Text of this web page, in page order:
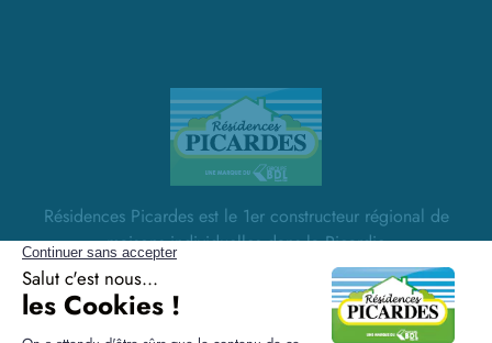
Résidences Picardes est le 1er constructeur régional de
maisons individuelles dans la Picardie
Liens utiles
Nos maisons